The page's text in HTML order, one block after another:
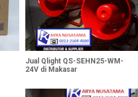
Jual Qlight QS-SEHN25-WM-
24V di Makasar